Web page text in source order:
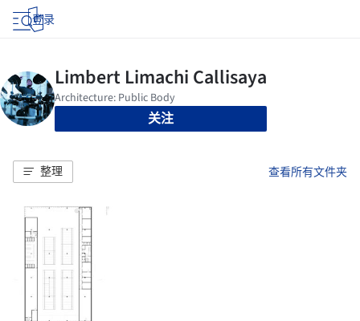
登录
关注
整理 查看所有文件夹